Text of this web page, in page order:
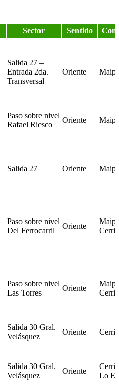
Sector Sentido
Salida 27 –
Entrada 2da.
Transversal
Oriente
Paso sobre nivel
Rafael Riesco
Oriente
Salida 27 Oriente
Paso sobre nivel
Del Ferrocarril
Oriente
Paso sobre nivel
Las Torres
Oriente
Salida 30 Gral.
Velásquez
Oriente
Salida 30 Gral.
Velásquez
Oriente
Lo